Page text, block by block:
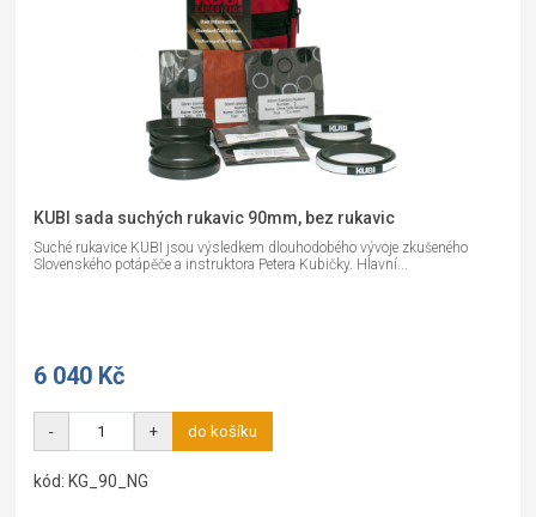
KUBI sada suchých rukavic 90mm, bez rukavic
Suché rukavice KUBI jsou výsledkem dlouhodobého vývoje zkušeného
Slovenského potápěče a instruktora Petera Kubičky. Hlavní...
6 040 Kč
- + do košíku
kód: KG_90_NG